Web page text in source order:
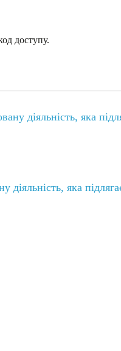
доступу.
діяльність, яка
яка